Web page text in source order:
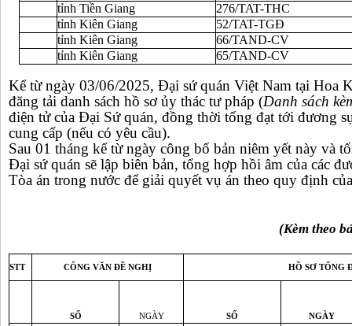
tỉnh Tiền Giang
276/TAT-THC
tỉnh Kiên Giang
52/TAT-TGĐ
tỉnh Kiên Giang
66/TAND-CV
tỉnh Kiên Giang
65/TAND-CV
Kể từ ngày 03/06/2025, Đại sứ quán Việt Nam tại Hoa
đăng tải danh sách hồ sơ ủy thác tư pháp (Danh sách
điện tử của Đại Sứ quán, đồng thời tống đạt tới đương
cung cấp (nếu có yêu cầu).
Sau 01 tháng kể từ ngày công bố bản niêm yết này và
Đại sứ quán sẽ lập biên bản, tổng hợp hồi âm của các
Tòa án trong nước để giải quyết vụ án theo quy định
(Kèm theo
STT CÔNG VĂN ĐỀ NGHỊ HỒ SƠ TỐNG
SỐ NGÀY SỐ NGÀY